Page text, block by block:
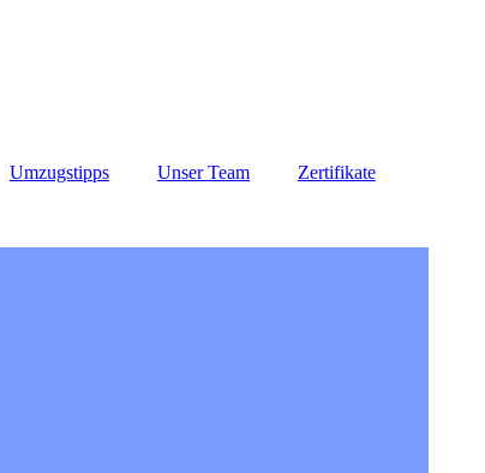
Umzugstipps Unser Team Zertifikate